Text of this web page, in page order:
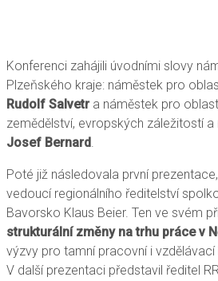
Konferenci zahájili úvodními slovy
Plzeňského kraje: náměstek pro
Rudolf Salvetra náměstek pro
zemědělství, evropských záležitostí
Josef Bernard .
Poté již následovala první
vedoucí regionálního ředitelství
Bavorsko Klaus Beier. Ten ve svém
strukturální změny na trhu práce v
výzvy pro tamní pracovní i vzdělávací
V další prezentaci představil ředitel